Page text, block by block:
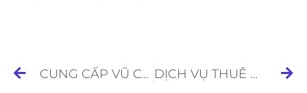
CUNG CẤP VŨ CÔNG DỊCH VỤ THUÊ DANCER NÓNG BỎNG HÀNG ĐẦU